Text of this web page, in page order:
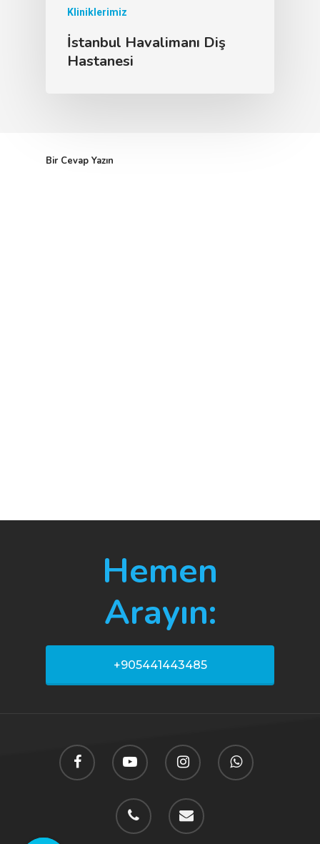
Kliniklerimiz
İstanbul Havalimanı Diş
Hastanesi
Bir Cevap Yazın
Hemen
Arayın:
+905441443485